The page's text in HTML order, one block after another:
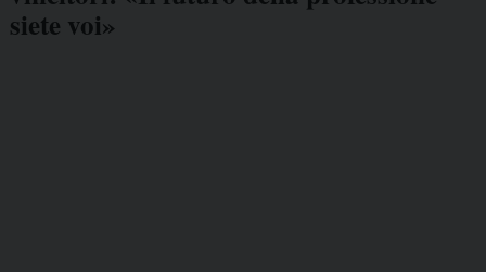
siete voi»